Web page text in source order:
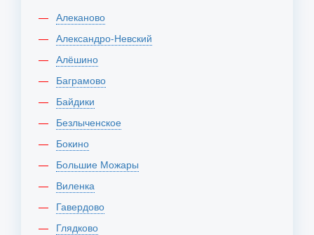
Алеканово
Александро-Невский
Алёшино
Баграмово
Байдики
Безлыченское
Бокино
Большие Можары
Виленка
Гавердово
Глядково